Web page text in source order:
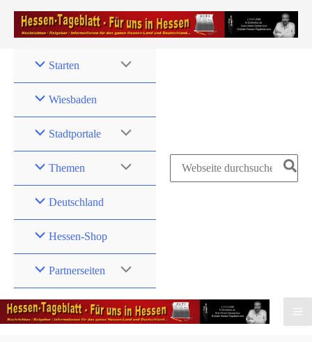
Zum
Inhalt
Starten
Wiesbaden
Stadtportale
Themen
Deutschland
Hessen-Shop
Partnerseiten
Search